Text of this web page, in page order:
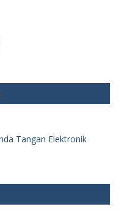
Tangan Elektronik